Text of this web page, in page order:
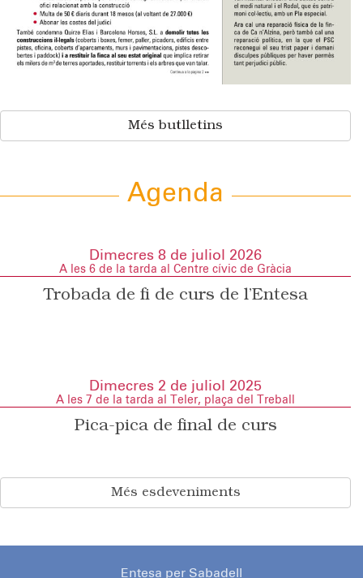
Més butlletins
Agenda
Dimecres 8 de juliol 2026
A les 6 de la tarda al Centre cívic de Gràcia
Trobada de fi de curs de l’Entesa
Dimecres 2 de juliol 2025
A les 7 de la tarda al Teler, plaça del Treball
Pica-pica de final de curs
Més esdeveniments
Entesa per Sabadell